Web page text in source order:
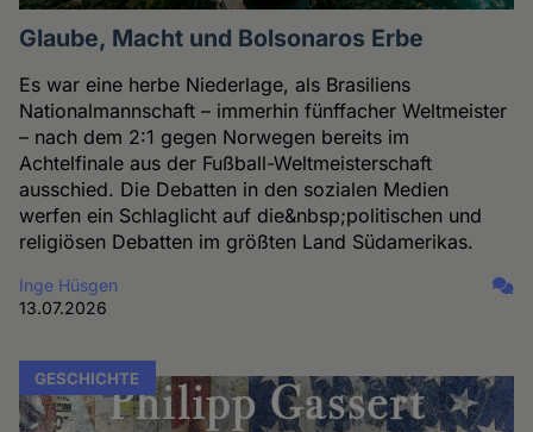
Glaube, Macht und Bolsonaros Erbe
Es war eine herbe Niederlage, als Brasiliens
Nationalmannschaft – immerhin fünffacher Weltmeister
– nach dem 2:1 gegen Norwegen bereits im
Achtelfinale aus der Fußball-Weltmeisterschaft
ausschied. Die Debatten in den sozialen Medien
werfen ein Schlaglicht auf die&nbsp;politischen und
religiösen Debatten im größten Land Südamerikas.
Inge Hüsgen
13.07.2026
GESCHICHTE